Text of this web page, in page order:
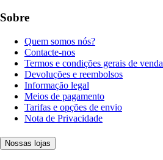
Sobre
Quem somos nós?
Contacte-nos
Termos e condições gerais de venda
Devoluções e reembolsos
Informação legal
Meios de pagamento
Tarifas e opções de envio
Nota de Privacidade
Nossas lojas